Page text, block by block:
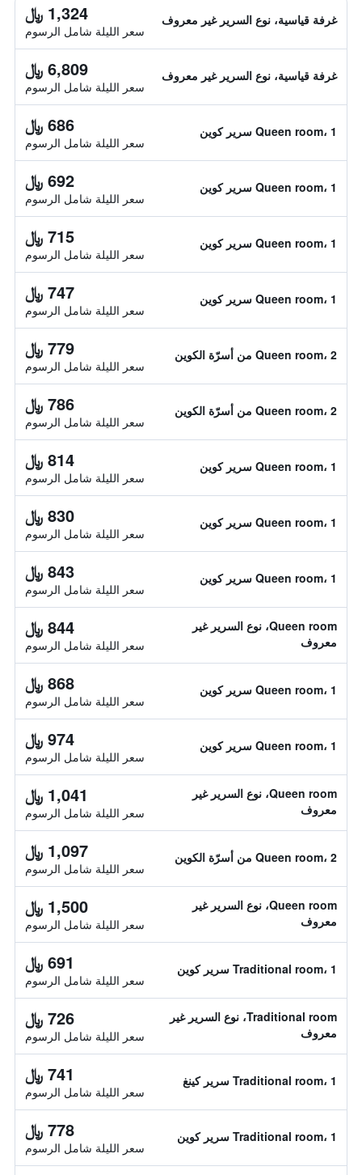
غرفة قياسية، نوع السرير غير معروف 1,324 ﷼
سعر الليلة شامل الرسوم
غرفة قياسية، نوع السرير غير معروف 6,809 ﷼
سعر الليلة شامل الرسوم
Queen room، 1 سرير كوين 686 ﷼
سعر الليلة شامل الرسوم
Queen room، 1 سرير كوين 692 ﷼
سعر الليلة شامل الرسوم
Queen room، 1 سرير كوين 715 ﷼
سعر الليلة شامل الرسوم
Queen room، 1 سرير كوين 747 ﷼
سعر الليلة شامل الرسوم
Queen room، 2 من أسرّة الكوين 779 ﷼
سعر الليلة شامل الرسوم
Queen room، 2 من أسرّة الكوين 786 ﷼
سعر الليلة شامل الرسوم
Queen room، 1 سرير كوين 814 ﷼
سعر الليلة شامل الرسوم
Queen room، 1 سرير كوين 830 ﷼
سعر الليلة شامل الرسوم
Queen room، 1 سرير كوين 843 ﷼
سعر الليلة شامل الرسوم
Queen room، نوع السرير غير
معروف
844 ﷼
سعر الليلة شامل الرسوم
Queen room، 1 سرير كوين 868 ﷼
سعر الليلة شامل الرسوم
Queen room، 1 سرير كوين 974 ﷼
سعر الليلة شامل الرسوم
Queen room، نوع السرير غير
معروف
1,041 ﷼
سعر الليلة شامل الرسوم
Queen room، 2 من أسرّة الكوين 1,097 ﷼
سعر الليلة شامل الرسوم
Queen room، نوع السرير غير
معروف
1,500 ﷼
سعر الليلة شامل الرسوم
Traditional room، 1 سرير كوين 691 ﷼
سعر الليلة شامل الرسوم
Traditional room، نوع السرير غير
معروف
726 ﷼
سعر الليلة شامل الرسوم
Traditional room، 1 سرير كينغ 741 ﷼
سعر الليلة شامل الرسوم
Traditional room، 1 سرير كوين 778 ﷼
سعر الليلة شامل الرسوم